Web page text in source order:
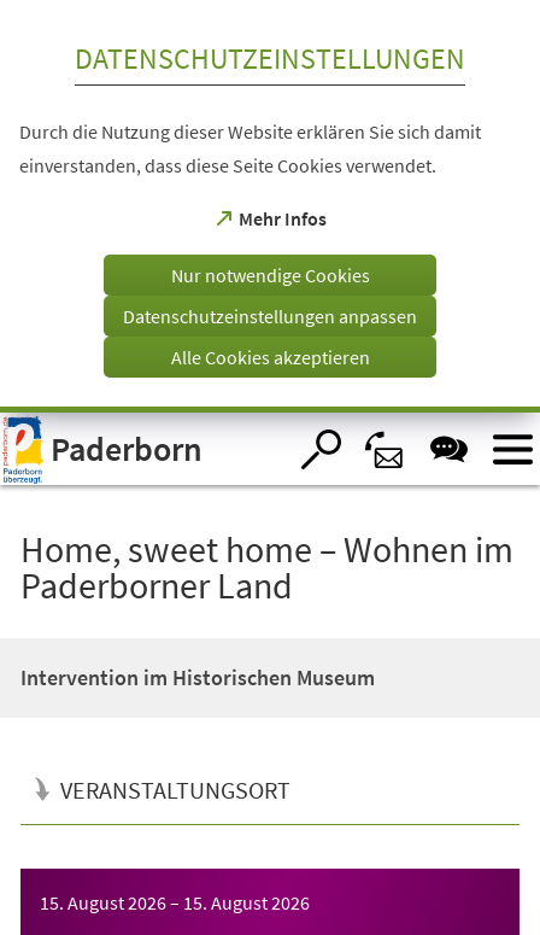
Visuelle
Assistenzsoftware
öffnen.
DATENSCHUTZEINSTELLUNGEN
Durch die Nutzung dieser Website erklären Sie sich damit
einverstanden, dass diese Seite Cookies verwendet.
Mehr Infos
(Öffnet
einem
Tab)
Nur notwendige Cookies
Datenschutzeinstellungen anpassen
Alle Cookies akzeptieren
Paderborn
Home, sweet home – Wohnen im
Paderborner Land
Intervention im Historischen Museum
VERANSTALTUNGSORT
15. August 2026– 15. August 2026